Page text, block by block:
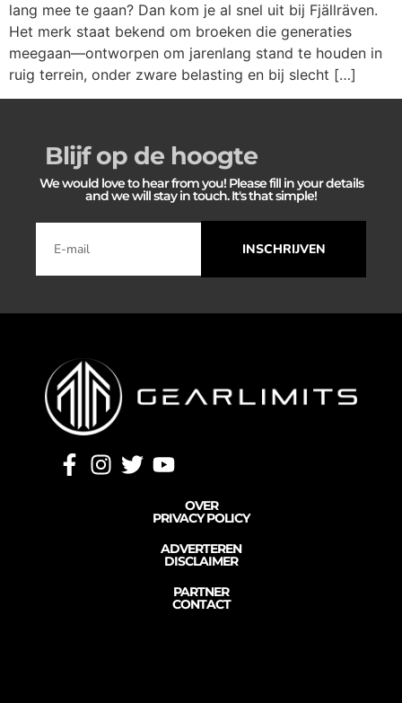
lang mee te gaan? Dan kom je al snel uit bij Fjällräven.
Het merk staat bekend om broeken die generaties
meegaan—ontworpen om jarenlang stand te houden in
ruig terrein, onder zware belasting en bij slecht […]
Blijf op de hoogte
We would love to hear from you! Please fill in your details
and we will stay in touch. It's that simple!
INSCHRIJVEN
OVER
PRIVACY POLICY
ADVERTEREN
DISCLAIMER
PARTNER
CONTACT